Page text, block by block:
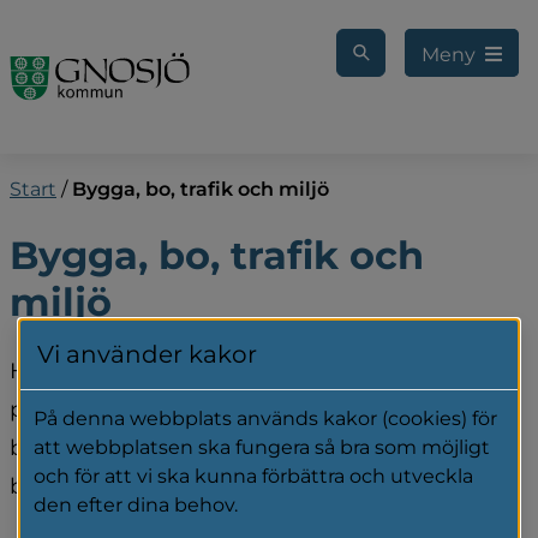
Meny
Start / Bygga, bo, trafik och miljö
Bygga, bo, trafik och
miljö
Här finns information för dig som bor eller
planerar att bosätta dig i vår kommun. Läs om
bygglov, lediga tomter, återvinning,
brandskydd, lekplatser och mycket mer.
Vi använder kakor
På denna webbplats används kakor (cookies) för
att webbplatsen ska fungera så bra som möjligt
och för att vi ska kunna förbättra och utveckla
den efter dina behov.